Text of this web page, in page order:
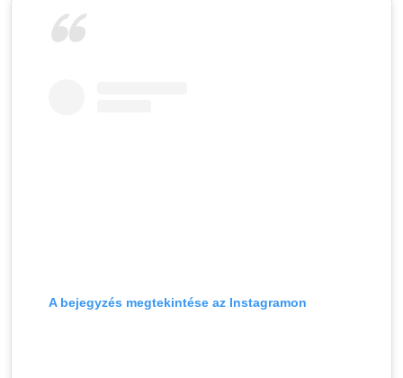
A bejegyzés megtekintése az Instagramon